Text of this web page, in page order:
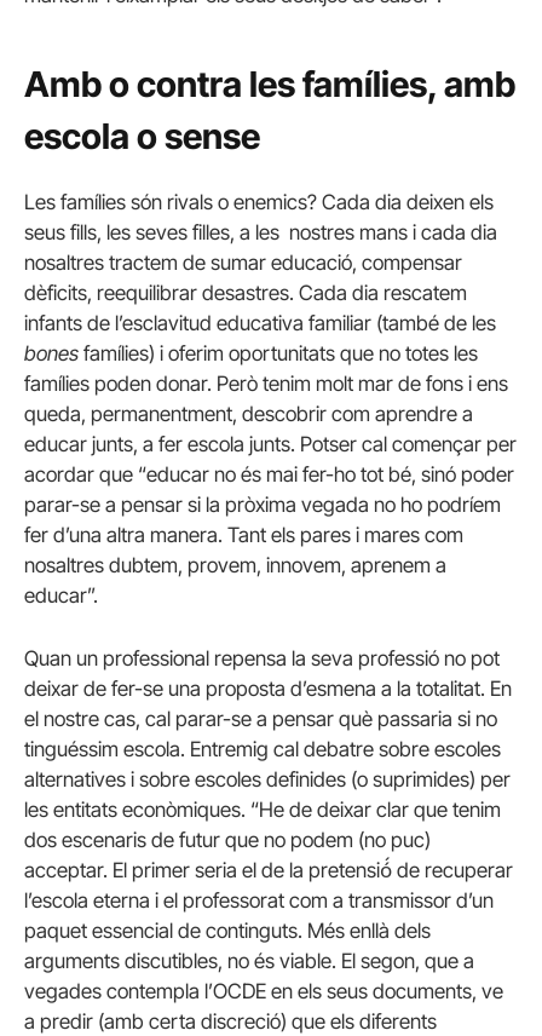
Amb o contra les famílies, amb
escola o sense
Les famílies són rivals o enemics? Cada dia deixen els
seus fills, les seves filles, a les nostres mans i cada dia
nosaltres tractem de sumar educació, compensar
dèficits, reequilibrar desastres. Cada dia rescatem
infants de l’esclavitud educativa familiar (també de les
bones famílies) i oferim oportunitats que no totes les
famílies poden donar. Però tenim molt mar de fons i ens
queda, permanentment, descobrir com aprendre a
educar junts, a fer escola junts. Potser cal començar per
acordar que “educar no és mai fer-ho tot bé, sinó poder
parar-se a pensar si la pròxima vegada no ho podríem
fer d’una altra manera. Tant els pares i mares com
nosaltres dubtem, provem, innovem, aprenem a
educar”.
Quan un professional repensa la seva professió no pot
deixar de fer-se una proposta d’esmena a la totalitat. En
el nostre cas, cal parar-se a pensar què passaria si no
tinguéssim escola. Entremig cal debatre sobre escoles
alternatives i sobre escoles definides (o suprimides) per
les entitats econòmiques. “He de deixar clar que tenim
dos escenaris de futur que no podem (no puc)
acceptar. El primer seria el de la pretensió́ de recuperar
l’escola eterna i el professorat com a transmissor d’un
paquet essencial de continguts. Més enllà dels
arguments discutibles, no és viable. El segon, que a
vegades contempla l’OCDE en els seus documents, ve
a predir (amb certa discreció) que els diferents